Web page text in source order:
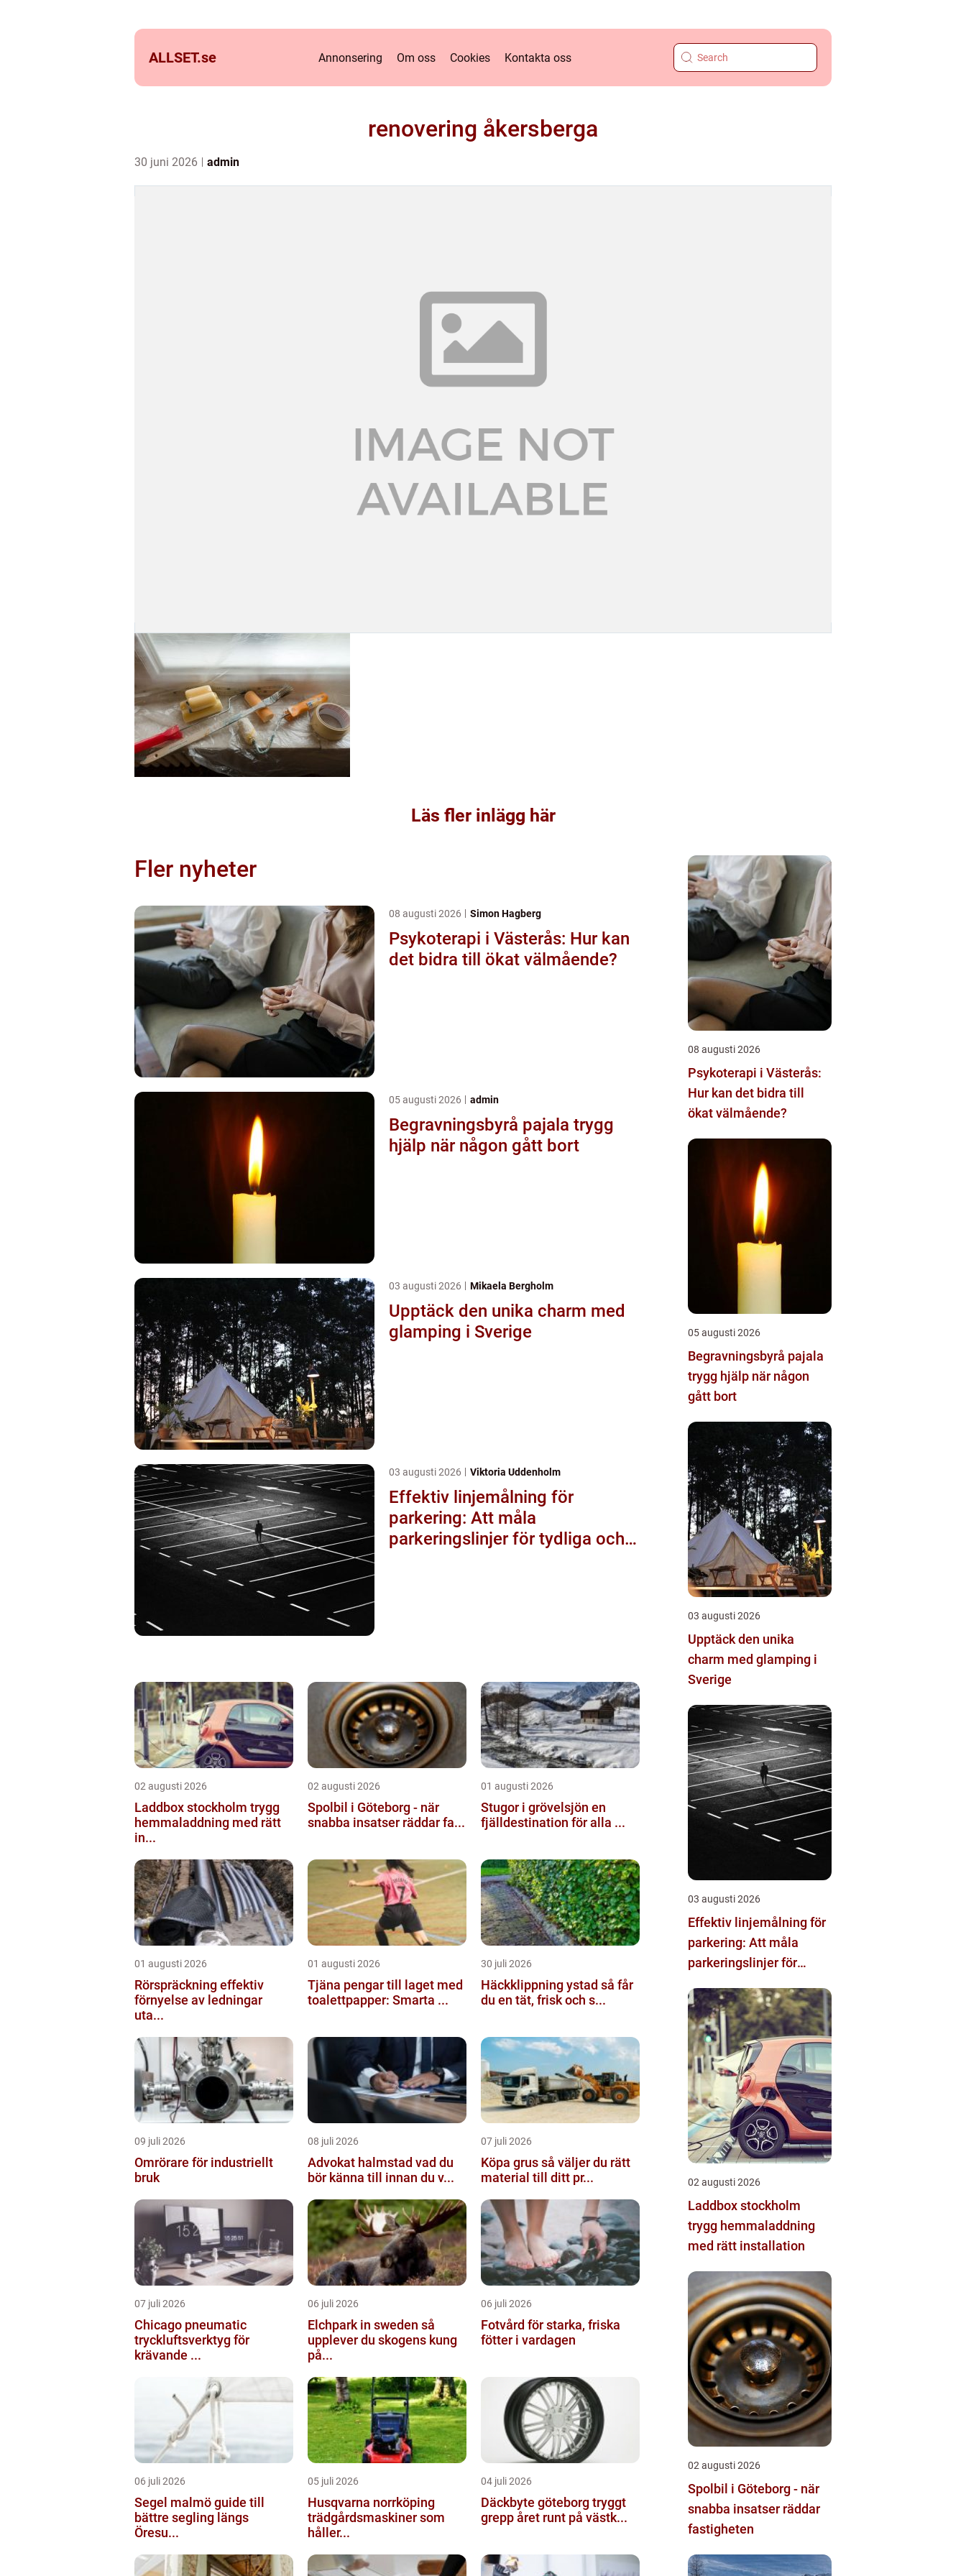
ALLSET.se Annonsering Om oss Cookies Kontakta oss
renovering åkersberga
30 juni 2026 admin
Läs fler inlägg här
Fler nyheter
08 augusti 2026 Simon Hagberg
Psykoterapi i Västerås: Hur kan
det bidra till ökat välmående?
05 augusti 2026 admin
Begravningsbyrå pajala trygg
hjälp när någon gått bort
03 augusti 2026 Mikaela Bergholm
Upptäck den unika charm med
glamping i Sverige
03 augusti 2026 Viktoria Uddenholm
Effektiv linjemålning för
parkering: Att måla
parkeringslinjer för tydliga och
02 augusti 2026
Laddbox stockholm trygg
hemmaladdning med rätt
in...
02 augusti 2026
Spolbil i Göteborg - när
snabba insatser räddar fa...
01 augusti 2026
Stugor i grövelsjön en
fjälldestination för alla ...
01 augusti 2026
Rörspräckning effektiv
förnyelse av ledningar
uta...
01 augusti 2026
Tjäna pengar till laget med
toalettpapper: Smarta ...
30 juli 2026
Häckklippning ystad så får
du en tät, frisk och s...
09 juli 2026
Omrörare för industriellt
bruk
08 juli 2026
Advokat halmstad vad du
bör känna till innan du v...
07 juli 2026
Köpa grus så väljer du rätt
material till ditt pr...
07 juli 2026
Chicago pneumatic
tryckluftsverktyg för
krävande ...
06 juli 2026
Elchpark in sweden så
upplever du skogens kung
på...
06 juli 2026
Fotvård för starka, friska
fötter i vardagen
06 juli 2026
Segel malmö guide till
bättre segling längs
Öresu...
05 juli 2026
Husqvarna norrköping
trädgårdsmaskiner som
håller...
04 juli 2026
Däckbyte göteborg tryggt
grepp året runt på västk...
08 augusti 2026
Psykoterapi i Västerås:
Hur kan det bidra till
ökat välmående?
05 augusti 2026
Begravningsbyrå pajala
trygg hjälp när någon
gått bort
03 augusti 2026
Upptäck den unika
charm med glamping i
Sverige
03 augusti 2026
Effektiv linjemålning för
parkering: Att måla
parkeringslinjer för
parkeringsytor
02 augusti 2026
Laddbox stockholm
trygg hemmaladdning
med rätt installation
02 augusti 2026
Spolbil i Göteborg - när
snabba insatser räddar
fastigheten